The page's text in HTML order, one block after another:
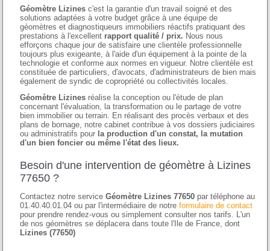
Géomètre Lizines c'est la garantie d'un travail soigné et des
solutions adaptées à votre budget grâce à une équipe de
géomètres et diagnostiqueurs immobiliers réactifs pratiquant des
prestations à l'excellent rapport qualité / prix. Nous nous
efforçons chaque jour de satisfaire une clientèle professionnelle
toujours plus exigeante, à l'aide d'un équipement à la pointe de la
technologie et conforme aux normes en vigueur. Notre clientèle est
constituée de particuliers, d'avocats, d'administrateurs de bien mais
également de syndic de copropriété ou collectivités locales.
Géomètre Lizines réalise la conception ou l'étude de plan
concernant l'évaluation, la transformation ou le partage de votre
bien immobilier ou terrain. En réalisant des procès verbaux et des
plans de bornage, notre cabinet contribue à vos dossiers judiciaires
ou administratifs pour la production d'un constat, la mutation
d'un bien foncier ou même l'état des lieux.
Besoin d'une intervention de géomètre à Lizines
77650 ?
Contactez notre serviceGéomètre Lizines 77650 par téléphone au
01.40.40.01.04 ou par l'intermédiaire de notreformulaire de contact
pour prendre rendez-vous ou simplement consulter nos tarifs. L'un
de nos géomètres se déplacera dans toute l'Ile de France, dont
Lizines (77650)